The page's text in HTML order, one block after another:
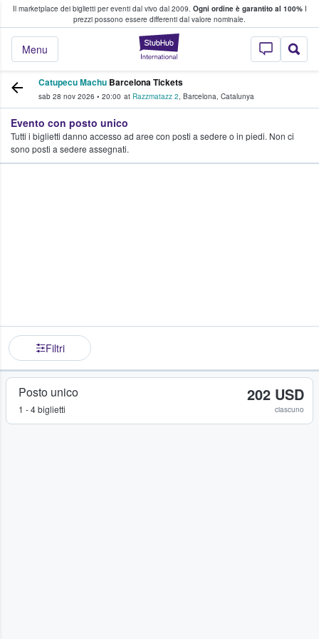
Il marketplace dei biglietti per eventi dal vivo dal 2009. Ogni ordine è garantito al 100%I
prezzi possono essere differenti dal valore nominale.
StubHub - Dove
Menu
fan comprano e vendono biglietti
Catupecu Machu Barcelona Tickets
sab 28 nov 2026 • 20:00 at Razzmatazz 2, Barcelona, Catalunya
Evento con posto unico
Tutti i biglietti danno accesso ad aree con posti a sedere o in piedi. Non ci
sono posti a sedere assegnati.
Filtri
Posto unico
1 - 4 biglietti
202 USD
ciascuno